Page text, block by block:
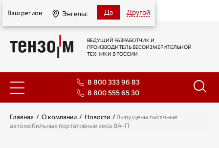
Энгельс
Ваш регион Энгельс Да Другой
ВЕДУЩИЙ РАЗРАБОТЧИК И
ПРОИЗВОДИТЕЛЬ ВЕСОИЗМЕРИТЕЛЬНОЙ
ТЕХНИКИ В РОССИИ
8 800 333 96 83
8 800 555 65 30
Главная / О компании / Новости /Выпущены тысячные
автомобильные портативные весы ВА-П